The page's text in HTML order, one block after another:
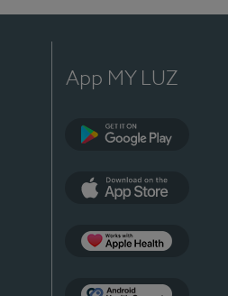
App MY LUZ